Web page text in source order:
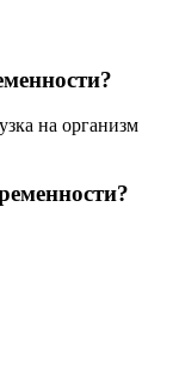
на организм